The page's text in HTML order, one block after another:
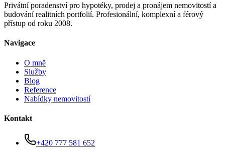
Privátní poradenství pro hypotéky, prodej a pronájem nemovitostí a
budování realitních portfolií. Profesionální, komplexní a férový
přístup od roku 2008.
Navigace
O mně
Služby
Blog
Reference
Nabídky nemovitostí
Kontakt
+420 777 581 652